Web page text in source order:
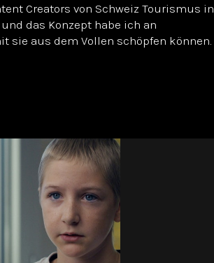
Creators von Schweiz Tourismus in
das Konzept habe ich an
sie aus dem Vollen schöpfen können.